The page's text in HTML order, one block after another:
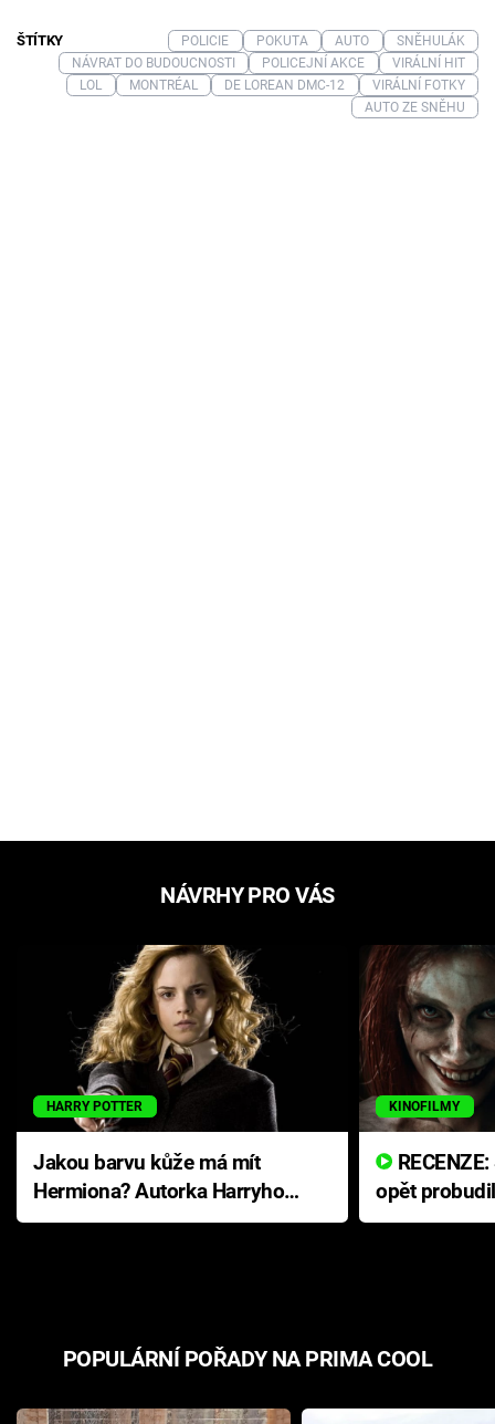
ŠTÍTKY POLICIE POKUTA AUTO
SNĚHULÁK
NÁVRAT DO BUDOUCNOSTI
POLICEJNÍ AKCE
VIRÁLNÍ HIT
LOL
MONTRÉAL DE LOREAN DMC-12
VIRÁLNÍ FOTKY
AUTO ZE SNĚHU
NÁVRHY PRO VÁS
HARRY POTTER
Jakou barvu kůže má mít
Hermiona? Autorka Harryho
Pottera přišla s ráznou
KINOFILMY
opět
přichází s
POPULÁRNÍ POŘADY NA PRIMA COOL